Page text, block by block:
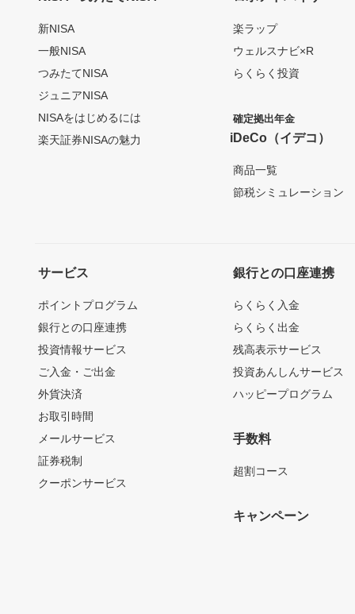
新NISA
一般NISA
つみたてNISA
ジュニアNISA
NISAをはじめるには
楽天証券NISAの魅力
楽ラップ
ウェルスナビ×R
らくらく投資
確定拠出年金
iDeCo（イデコ）
商品一覧
節税シミュレーション
サービス
ポイントプログラム
銀行との口座連携
投資情報サービス
ご入金・ご出金
外貨決済
お取引時間
メールサービス
証券税制
クーポンサービス
銀行との口座連携
らくらく入金
らくらく出金
残高表示サービス
投資あんしんサービス
ハッピープログラム
手数料
超割コース
キャンペーン